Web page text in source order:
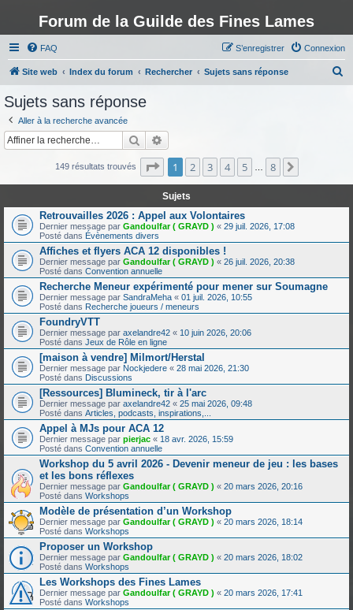
Forum de la Guilde des Fines Lames
FAQ Connexion
S’enregistrer
Site web Index du forum Rechercher Sujets sans réponse
c
r
Sujets sans réponse
Aller à la recherche avancée
Rechercher
149 résultats trouvés Page sur8
1 2 3 4 5 8
Sujets
Retrouvailles 2026 : Appel aux Volontaires
Dernier message par Gandoulfar ( GRAYD ) « 29 juil. 2026, 17:08
Posté dans Évènements divers
Affiches et flyers ACA 12 disponibles !
Dernier message par Gandoulfar ( GRAYD ) « 26 juil. 2026, 20:38
Posté dans Convention annuelle
Recherche Meneur expérimenté pour mener sur Soumagne
Dernier message par SandraMeha « 01 juil. 2026, 10:55
Posté dans Recherche joueurs / meneurs
FoundryVTT
Dernier message par axelandre42 « 10 juin 2026, 20:06
Posté dans Jeux de Rôle en ligne
[maison à vendre] Milmort/Herstal
Dernier message par Nockjedere « 28 mai 2026, 21:30
Posté dans Discussions
[Ressources] Blumineck, tir à l'arc
Dernier message par axelandre42 « 25 mai 2026, 09:48
Posté dans Articles, podcasts, inspirations,...
Appel à MJs pour ACA 12
Dernier message par pierjac « 18 avr. 2026, 15:59
Posté dans Convention annuelle
Workshop du 5 avril 2026 - Devenir meneur de jeu : les bases
et les bons réflexes
Dernier message par Gandoulfar ( GRAYD ) « 20 mars 2026, 20:16
Posté dans Workshops
Modèle de présentation d’un Workshop
Dernier message par Gandoulfar ( GRAYD ) « 20 mars 2026, 18:14
Posté dans Workshops
Proposer un Workshop
Dernier message par Gandoulfar ( GRAYD ) « 20 mars 2026, 18:02
Posté dans Workshops
Les Workshops des Fines Lames
Dernier message par Gandoulfar ( GRAYD ) « 20 mars 2026, 17:41
Posté dans Workshops